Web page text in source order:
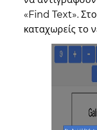
«Find Text».
καταχωρείς το